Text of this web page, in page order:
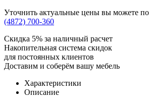
Уточнить актуальные цены вы можете
(4872) 700-360
Скидка 5% за наличный расчет
Накопительная система скидок
для постоянных клиентов
Доставим и соберём вашу мебель
Характеристики
Описание